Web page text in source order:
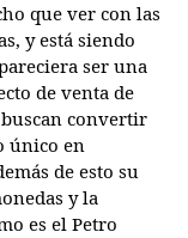
que ver con las
y está siendo
ser una
de venta de
buscan convertir
único en
de esto su
y la
es el Petro